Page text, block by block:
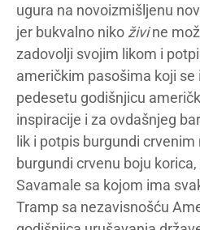
ugura na novoizmišljenu
jer bukvalno niko živine
zadovolji svojim likom i
američkim pasošima koji se
pedesetu godišnjicu
inspiracije i za ovdašnjeg
lik i potpis burgundi
burgundi crvenu boju
Savamale sa kojom ima
Tramp sa nezavisnošću